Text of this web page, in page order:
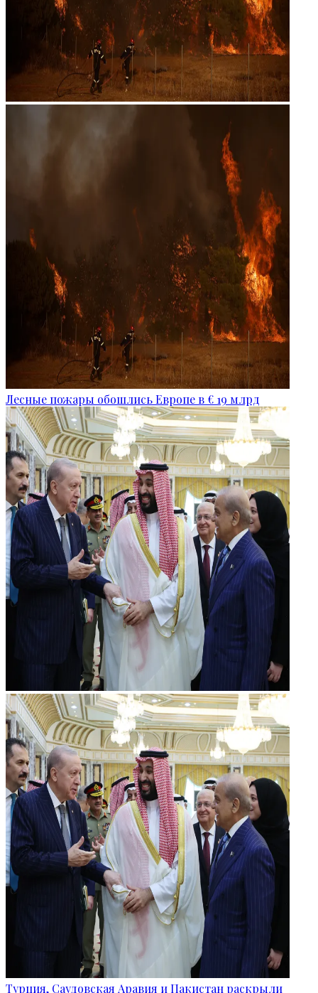
Лесные пожары обошлись Европе в € 19 млрд
Турция, Саудовская Аравия и Пакистан раскрыли